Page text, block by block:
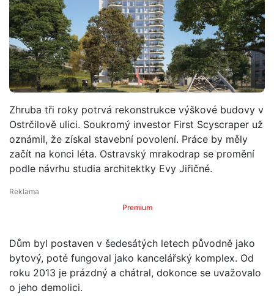
Zhruba tři roky potrvá rekonstrukce výškové budovy v
Ostrčilově ulici. Soukromý investor First Scyscraper už
oznámil, že získal stavební povolení. Práce by měly
začít na konci léta. Ostravský mrakodrap se promění
podle návrhu studia architektky Evy Jiřičné.
Premium
Dům byl postaven v šedesátých letech původně jako
bytový, poté fungoval jako kancelářský komplex. Od
roku 2013 je prázdný a chátral, dokonce se uvažovalo
o jeho demolici.